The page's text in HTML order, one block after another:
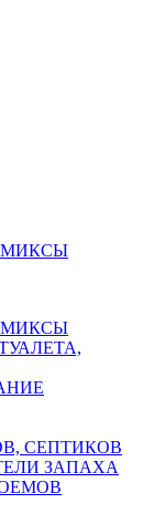
СЕПТИКОВ
ЗАПАХА